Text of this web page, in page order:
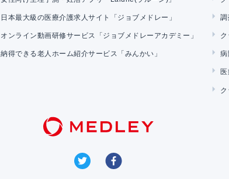
日本最大級の医療介護求人サイト「ジョブメドレー」
オンライン動画研修サービス「ジョブメドレーアカデミー」
納得できる老人ホーム紹介サービス「みんかい」
調
病